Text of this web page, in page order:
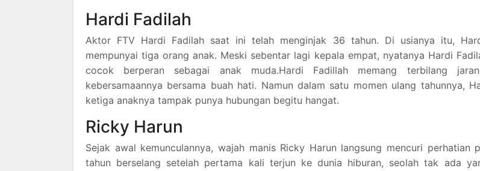
Hardi Fadilah
Aktor FTV Hardi Fadilah saat ini telah menginjak 36 tahun. Di usianya itu,
mempunyai tiga orang anak. Meski sebentar lagi kepala empat, nyatanya Hardi
cocok berperan sebagai anak muda.Hardi Fadillah memang terbilang
kebersamaannya bersama buah hati. Namun dalam satu momen ulang tahunnya,
ketiga anaknya tampak punya hubungan begitu hangat.
Ricky Harun
Sejak awal kemunculannya, wajah manis Ricky Harun langsung mencuri perhatian
tahun berselang setelah pertama kali terjun ke dunia hiburan, seolah tak ada